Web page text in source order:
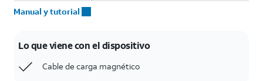
Manual y tutorial
Lo que viene con el dispositivo
Cable de carga magnético